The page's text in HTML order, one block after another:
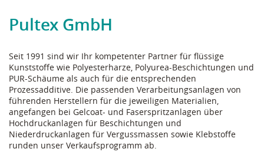
Pultex GmbH
Seit 1991 sind wir Ihr kompetenter Partner für flüssige
Kunststoffe wie Polyesterharze, Polyurea-Beschichtungen und
PUR-Schäume als auch für die entsprechenden
Prozessadditive. Die passenden Verarbeitungsanlagen von
führenden Herstellern für die jeweiligen Materialien,
angefangen bei Gelcoat- und Faserspritzanlagen über
Hochdruckanlagen für Beschichtungen und
Niederdruckanlagen für Vergussmassen sowie Klebstoffe
runden unser Verkaufsprogramm ab.